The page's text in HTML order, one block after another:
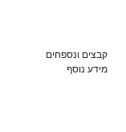
קבצים ונספחים
מידע נוסף